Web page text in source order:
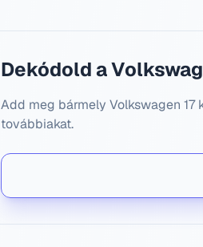
Dekódold a
Add meg bármely Volkswagen 17
továbbiakat.